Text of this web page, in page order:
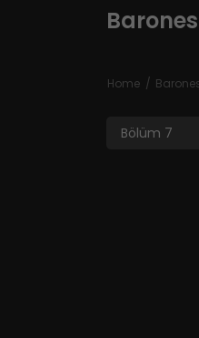
Home